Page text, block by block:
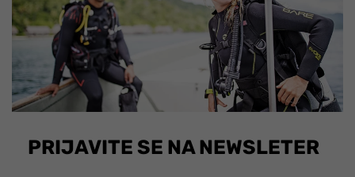
PRIJAVITE SE NA NEWSLETER